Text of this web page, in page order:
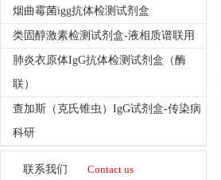
烟曲霉菌igg抗体检测试剂盒
类固醇激素检测试剂盒-液相质谱联用
肺炎衣原体IgG抗体检测试剂盒（酶
联）
查加斯（克氏锥虫）IgG试剂盒-传染病
科研
联系我们 Contact us